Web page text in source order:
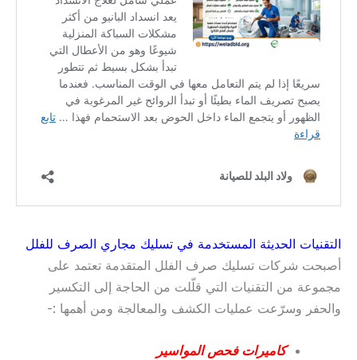
التقنيات الحديثة المستخدمة في تسليك مجاري الصرف للفلل
أصبحت شركات تسليك صرف الفلل المتقدمة تعتمد على
مجموعة من التقنيات التي قلّلت من الحاجة إلى التكسير
والحفر وسرّعت عمليات الكشف والمعالجة ومن أهمها :-
كاميرات فحص المواسير